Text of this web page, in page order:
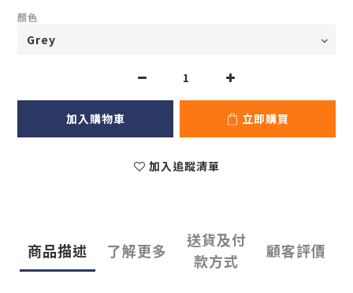
顏色
加入購物車 立即購買
加入追蹤清單
商品描述 了解更多
送貨及付
款方式
顧客評價